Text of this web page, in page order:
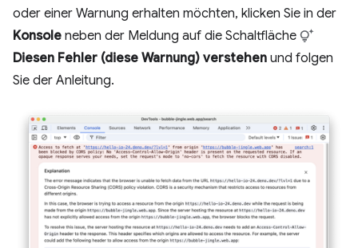
oder einer Warnung erhalten möchten, klicken Sie in der
Konsole neben der Meldung auf die Schaltfläche
Diesen Fehler (diese Warnung) verstehen und folgen
Sie der Anleitung.